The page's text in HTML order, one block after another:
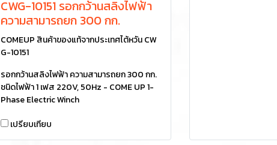
CWG-10151 รอกกว้านสลิงไฟฟ้า
ความสามารถยก 300 กก.
COMEUP สินค้าของแท้จากประเทศไต้หวัน CW
G-10151
รอกกว้านสลิงไฟฟ้า ความสามารถยก 300 กก.
ชนิดไฟฟ้า 1 เฟส 220V, 50Hz - COME UP 1-
Phase Electric Winch
เปรียบเทียบ